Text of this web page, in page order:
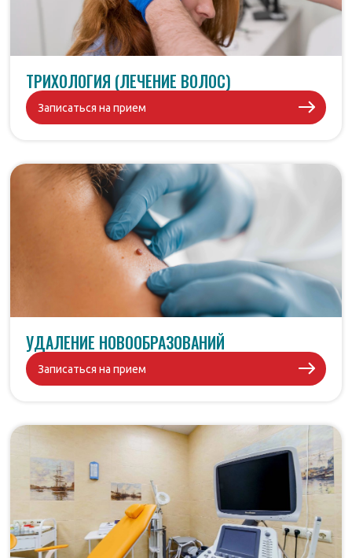
ТРИХОЛОГИЯ (ЛЕЧЕНИЕ ВОЛОС)
Записаться на прием
УДАЛЕНИЕ НОВООБРАЗОВАНИЙ
Записаться на прием